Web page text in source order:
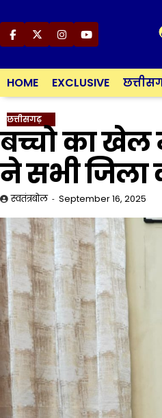
to
content
Facebook
TwitterInstagram
YouTube
HOME EXCLUSIVE
छत्तीसगढ़
बच्चो का खेल
ने सभी जिला
स्वतंत्रबोल September 16, 2025